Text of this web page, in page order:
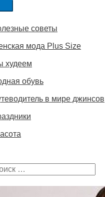
советы
мода Plus Size
худеем
обувь
в мире джинсов